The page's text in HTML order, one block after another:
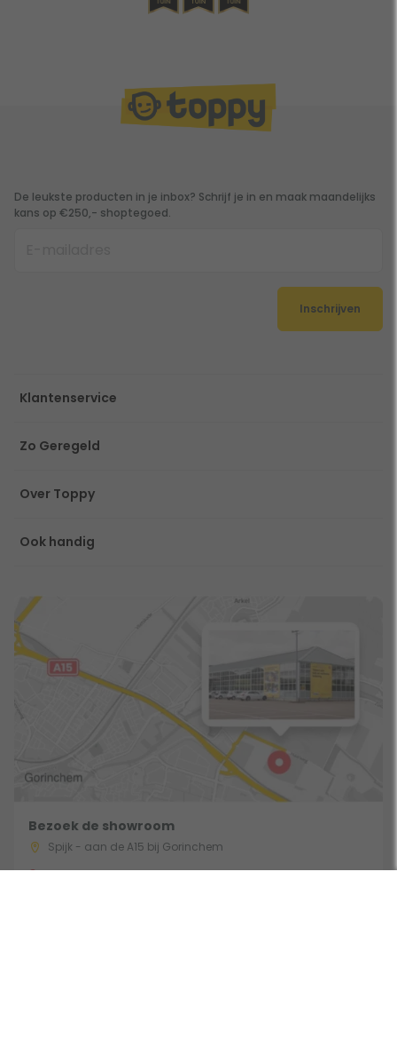
De leukste producten in je inbox? Schrijf je in en maak maandelijks
kans op €250,- shoptegoed.
Inschrijven
Klantenservice
Zo Geregeld
Over Toppy
Ook handig
Bezoek de showroom
Spijk - aan de A15 bij Gorinchem